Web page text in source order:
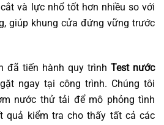
và lực nhổ tốt hơn nhiều so với
giúp khung cửa đứng vững trước
đã tiến hành quy trình Test nước
ngay tại công trình. Chúng tôi
nước thử tải để mô phỏng tình
quả kiểm tra cho thấy tất cả các